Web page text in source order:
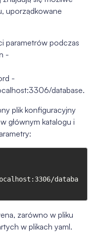
uporządkowane
parametrów podczas
-
-
database.
plik konfiguracyjny
głównym katalogu i
databa
zarówno w pliku
w plikach yaml.